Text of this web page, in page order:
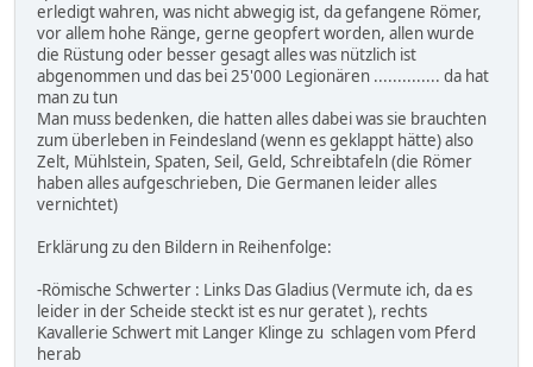
erledigt wahren, was nicht abwegig ist, da gefangene Römer,
vor allem hohe Ränge, gerne geopfert worden, allen wurde
die Rüstung oder besser gesagt alles was nützlich ist
abgenommen und das bei 25'000 Legionären .............. da hat
man zu tun
Man muss bedenken, die hatten alles dabei was sie brauchten
zum überleben in Feindesland (wenn es geklappt hätte) also
Zelt, Mühlstein, Spaten, Seil, Geld, Schreibtafeln (die Römer
haben alles aufgeschrieben, Die Germanen leider alles
vernichtet)
Erklärung zu den Bildern in Reihenfolge:
-Römische Schwerter : Links Das Gladius (Vermute ich, da es
leider in der Scheide steckt ist es nur geratet ), rechts
Kavallerie Schwert mit Langer Klinge zu schlagen vom Pferd
herab